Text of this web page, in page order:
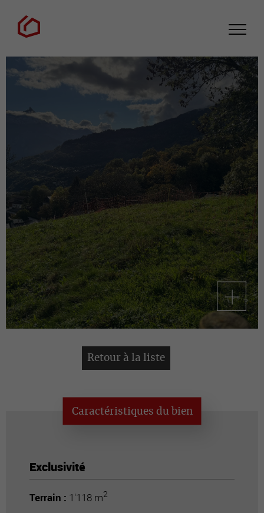
Retour à la liste
Caractéristiques du bien
Exclusivité
Terrain : 1'118 m2